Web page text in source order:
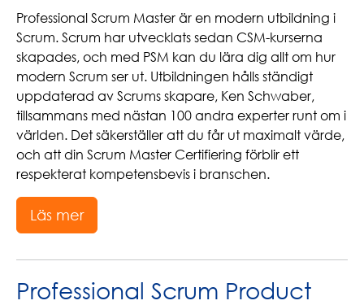
Professional Scrum Master är en modern utbildning i
Scrum. Scrum har utvecklats sedan CSM-kurserna
skapades, och med PSM kan du lära dig allt om hur
modern Scrum ser ut. Utbildningen hålls ständigt
uppdaterad av Scrums skapare, Ken Schwaber,
tillsammans med nästan 100 andra experter runt om i
världen. Det säkerställer att du får ut maximalt värde,
och att din Scrum Master Certifiering förblir ett
respekterat kompetensbevis i branschen.
Läs mer
Professional Scrum Product